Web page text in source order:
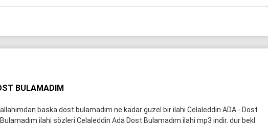
BULAMADIM
allahimdan baska dost bulamadim ne kadar guzel bir ilahi Celaleddin ADA - Dost
Bulamadım ilahi sözleri Celaleddin Ada Dost Bulamadım ilahi mp3 indir. dur bekl